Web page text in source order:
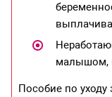
малышом,
Пособие по